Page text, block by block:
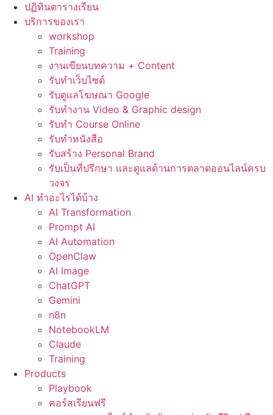
ปฏิทินตารางเรียน
บริการของเรา
workshop
Training
งานเขียนบทความ + Content
รับทำเว็บไซต์
รับดูแลโฆษณา Google
รับทำงาน Video & Graphic design
รับทำ Course Online
รับทำหนังสือ
รับสร้าง Personal Brand
รับเป็นที่ปรึกษา และดูแลด้านการตลาดออนไลน์ครบ
วงจร
AI ทำอะไรได้บ้าง
AI Transformation
Prompt AI
AI Automation
OpenClaw
AI Image
ChatGPT
Gemini
n8n
NotebookLM
Claude
Training
Products
Playbook
คอร์สเรียนฟรี